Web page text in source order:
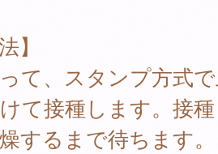
】
て、スタンプ方式
て接種します。接
するまで待ちます。